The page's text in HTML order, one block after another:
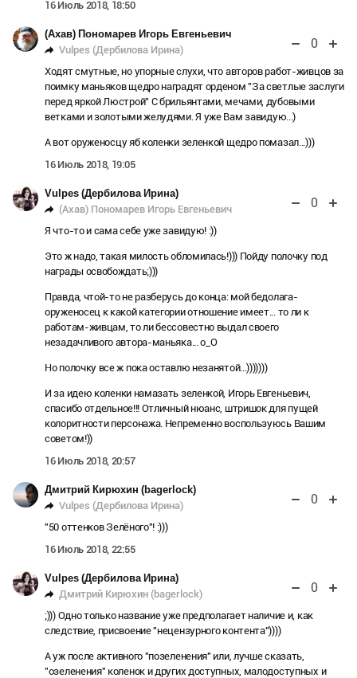
16 Июль 2018, 18:50
(Ахав) Пономарев Игорь Евгеньевич
Vulpes (Дербилова Ирина)
0
Ходят смутные, но упорные слухи, что авторов работ-живцов за
поимку маньяков щедро наградят орденом "За светлые заслуги
перед яркой Люстрой" С брильянтами, мечами, дубовыми
ветками и золотыми желудями. Я уже Вам завидую...)
А вот оруженосцу яб коленки зеленкой щедро помазал...)))
16 Июль 2018, 19:05
Vulpes (Дербилова Ирина)
(Ахав) Пономарев Игорь Евгеньевич
0
Я что-то и сама себе уже завидую! :))
Это ж надо, такая милость обломилась!))) Пойду полочку под
награды освобождать;)))
Правда, чтой-то не разберусь до конца: мой бедолага-
оруженосец к какой категории отношение имеет... то ли к
работам-живцам, то ли бессовестно выдал своего
незадачливого автора-маньяка... о_О
Но полочку все ж пока оставлю незанятой...)))))))
И за идею коленки намазать зеленкой, Игорь Евгеньевич,
спасибо отдельное!!! Отличный нюанс, штришок для пущей
колоритности персонажа. Непременно воспользуюсь Вашим
советом!))
16 Июль 2018, 20:57
Дмитрий Кирюхин (bagerlock)
Vulpes (Дербилова Ирина)
0
"50 оттенков Зелёного"! :)))
16 Июль 2018, 22:55
Vulpes (Дербилова Ирина)
Дмитрий Кирюхин (bagerlock)
0
;))) Одно только название уже предполагает наличие и, как
следствие, присвоение "нецензурного контента"))))
А уж после активного "позеленения" или, лучше сказать,
"озеленения" коленок и других доступных, малодоступных и